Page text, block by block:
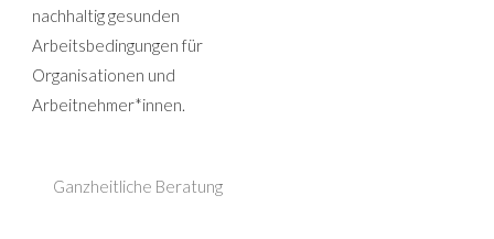
nachhaltiggesunden
Arbeitsbedingungen für
Organisationen und
Arbeitnehmer*innen.
Ganzheitliche Beratung